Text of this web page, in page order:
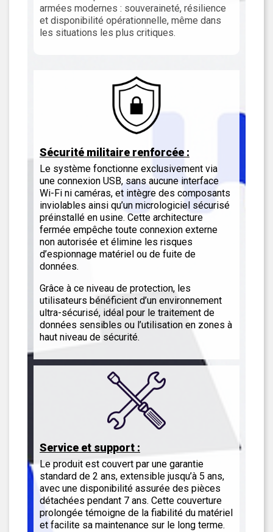
armées modernes : souveraineté, résilience
et disponibilité opérationnelle, même dans
les situations les plus critiques.
Sécurité militaire renforcée :
Le système fonctionne exclusivement via
une connexion USB, sans aucune interface
Wi-Fi ni caméras, et intègre des composants
inviolables ainsi qu’un micrologiciel sécurisé
préinstallé en usine. Cette architecture
fermée empêche toute connexion externe
non autorisée et élimine les risques
d’espionnage matériel ou de fuite de
données.
Grâce à ce niveau de protection, les
utilisateurs bénéficient d’un environnement
ultra-sécurisé, idéal pour le traitement de
données sensibles ou l’utilisation en zones à
haut niveau de sécurité.
Service et support :
Le produit est couvert par une garantie
standard de 2 ans, extensible jusqu’à 5 ans,
avec une disponibilité assurée des pièces
détachées pendant 7 ans. Cette couverture
prolongée témoigne de la fiabilité du matériel
et facilite sa maintenance sur le long terme.